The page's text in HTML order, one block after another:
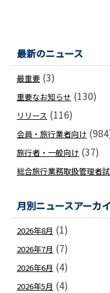
最新のニュース
最重要 (3)
重要なお知らせ (130)
リリース (116)
会員・旅行業者向け
旅行者・一般向け (37)
総合旅行業務取扱管理者
月別ニュースアーカ
2026年8月 (1)
2026年7月 (7)
2026年6月 (4)
2026年5月 (4)